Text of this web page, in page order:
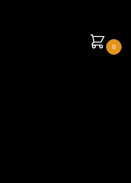
0